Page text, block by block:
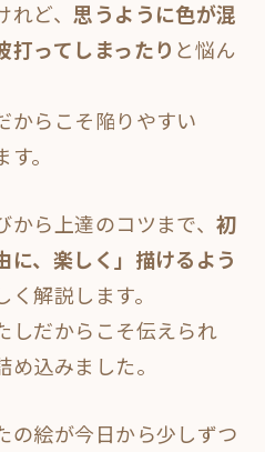
ど、 思うように色が混
打ってしまったり と悩ん
からこそ陥りやすい
す。
から上達のコツまで、初
に、楽しく」描けるよう
解説します。
しだからこそ伝えられ
込みました。
の絵が今日から少しずつ